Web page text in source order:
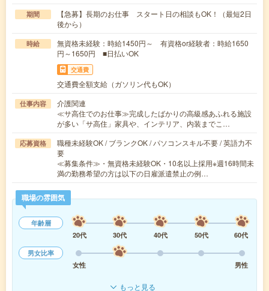
期間
【急募】長期のお仕事 スタート日の相談もOK！（最短2日
後から）
時給
無資格未経験：時給1450円～ 有資格or経験者：時給1650
円～1650円 ■日払いOK
交通費
交通費全額支給（ガソリン代もOK）
仕事内容
介護関連
≪サ高住でのお仕事≫完成したばかりの高級感あふれる施設
が多い「サ高住」家具や、インテリア、内装までこ…
応募資格
職種未経験OK / ブランクOK / パソコンスキル不要 / 英語力不
要
≪募集条件≫・無資格未経験OK・10名以上採用※週16時間未
満の勤務希望の方は以下の日雇派遣禁止の例…
職場の雰囲気
年齢層
20代
30代 40代 50代
60代
男女比率
女性
男性
もっと見る